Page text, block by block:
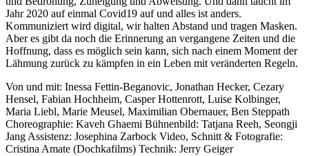
Jahr 2020 auf einmal Covid19 auf und alles ist anders.
Kommuniziert wird digital, wir halten Abstand und tragen Masken.
Aber es gibt da noch die Erinnerung an vergangene Zeiten und die
Hoffnung, dass es möglich sein kann, sich nach einem Moment der
Lähmung zurück zu kämpfen in ein Leben mit veränderten Regeln.
Von und mit: Inessa Fettin-Beganovic, Jonathan Hecker, Cezary
Hensel, Fabian Hochheim, Casper Hottenrott, Luise Kolbinger,
Maria Liebl, Marie Meusel, Maximilian Obernauer, Ben Steppath
Choreographie: Kaveh Ghaemi Bühnenbild: Tatjana Reeh, Seongji
Jang Assistenz: Josephina Zarbock Video, Schnitt & Fotografie:
Cristina Amate (Dochkafilms) Technik: Jerry Geiger